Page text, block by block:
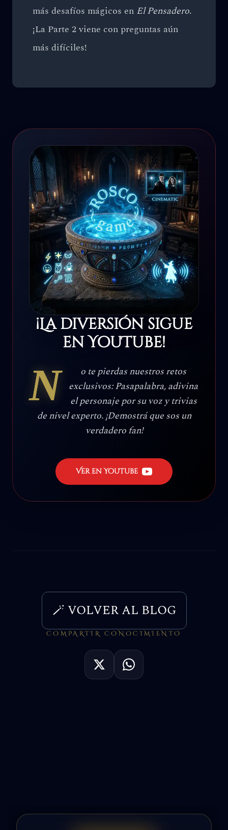
más desafíos mágicos en El Pensadero.
¡La Parte 2 viene con preguntas aún
más difíciles!
¡La diversión sigue
en YouTube!
N
o te pierdas nuestros retos
exclusivos: Pasapalabra, adivina
el personaje por su voz y trivias
de nivel experto. ¡Demostrá que sos un
verdadero fan!
Ver en YouTube
🪄 VOLVER AL BLOG
COMPARTIR CONOCIMIENTO